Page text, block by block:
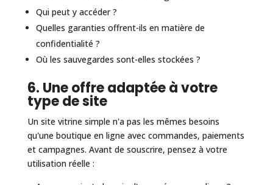
Qui peut y accéder ?
Quelles garanties offrent-ils en matière de
confidentialité ?
Où les sauvegardes sont-elles stockées ?
6. Une offre adaptée à votre
type de site
Un site vitrine simple n'a pas les mêmes besoins
qu'une boutique en ligne avec commandes, paiements
et campagnes. Avant de souscrire, pensez à votre
utilisation réelle :